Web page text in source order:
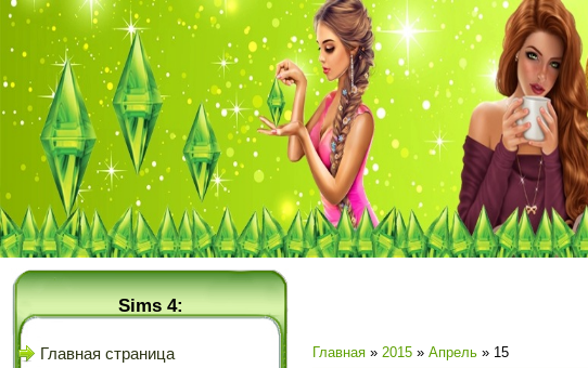
Sims 4:
Главная страница
Главная » 2015 » Апрель » 15